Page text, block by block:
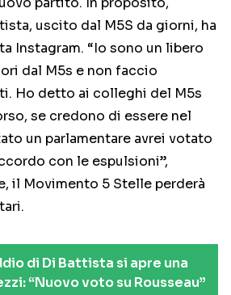
uscito dal M5S da giorni, ha
Instagram. “Io sono un libero
dal M5s e non faccio
Ho detto ai colleghi del M5s
se credono di essere nel
un parlamentare avrei votato
con le espulsioni”,
il Movimento 5 Stelle perderà
di Di Battista si apre una
“Nuovo voto su Rousseau”